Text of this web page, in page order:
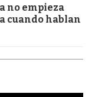
no empieza
cuando hablan